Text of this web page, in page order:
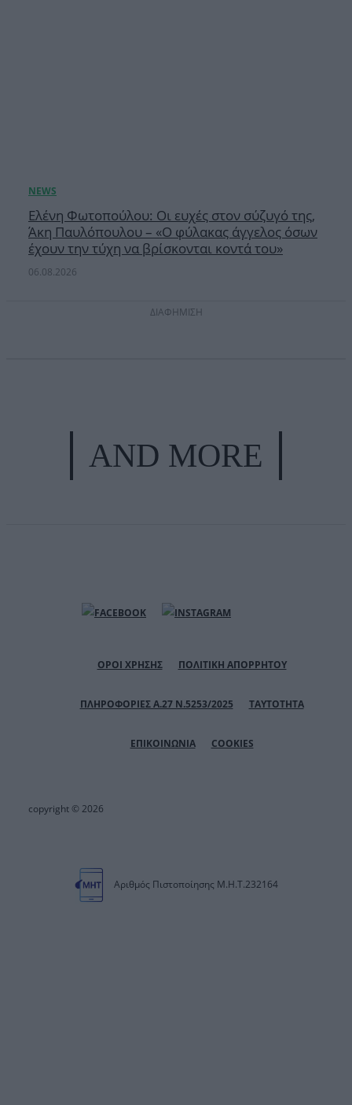
Ελένη Φωτοπούλου: Οι ευχές στον σύζυγό της,
Άκη Παυλόπουλου – «Ο φύλακας άγγελος όσων
έχουν την τύχη να βρίσκονται κοντά του»
06.08.2026
ΔΙΑΦΗΜΙΣΗ
AND MORE
ΟΡΟΙ ΧΡΗΣΗΣ ΠΟΛΙΤΙΚΗ ΑΠΟΡΡΗΤΟΥ
ΠΛΗΡΟΦΟΡΙΕΣ Α.27 Ν.5253/2025 ΤΑΥΤΟΤΗΤΑ
ΕΠΙΚΟΙΝΩΝΙΑ COOKIES
copyright © 2026
Αριθμός Πιστοποίησης Μ.Η.Τ.232164